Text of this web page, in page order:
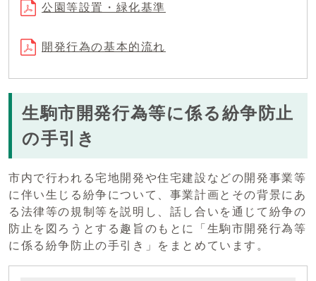
公園等設置・緑化基準
開発行為の基本的流れ
生駒市開発行為等に係る紛争防止
の手引き
市内で行われる宅地開発や住宅建設などの開発事業等
に伴い生じる紛争について、事業計画とその背景にあ
る法律等の規制等を説明し、話し合いを通じて紛争の
防止を図ろうとする趣旨のもとに「生駒市開発行為等
に係る紛争防止の手引き」をまとめています。